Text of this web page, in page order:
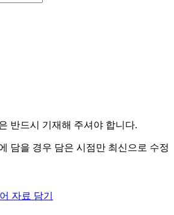
반드시 기재해 주셔야 합니다.
담을 경우 담은 시점만 최신으로 수정
자료 담기